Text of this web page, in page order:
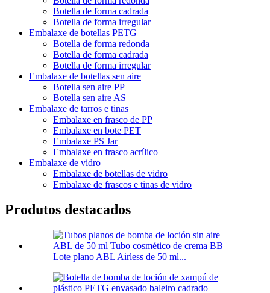
Botella de forma cadrada
Botella de forma irregular
Embalaxe de botellas PETG
Botella de forma redonda
Botella de forma cadrada
Botella de forma irregular
Embalaxe de botellas sen aire
Botella sen aire PP
Botella sen aire AS
Embalaxe de tarros e tinas
Embalaxe en frasco de PP
Embalaxe en bote PET
Embalaxe PS Jar
Embalaxe en frasco acrílico
Embalaxe de vidro
Embalaxe de botellas de vidro
Embalaxe de frascos e tinas de vidro
Produtos destacados
Lote plano ABL Airless de 50 ml...